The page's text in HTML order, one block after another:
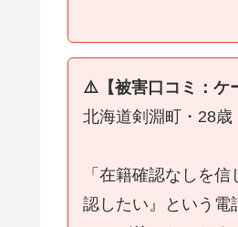
⚠️【被害口コミ：ケ
北海道剣淵町・28歳
「在籍確認なしを
認したい』という電